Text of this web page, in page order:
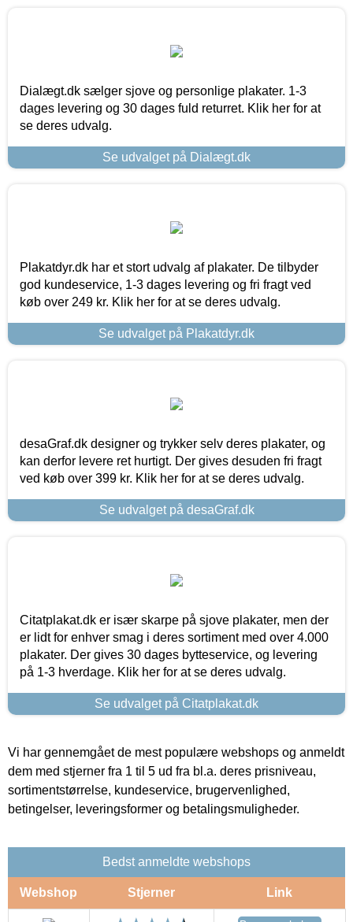
Dialægt.dk sælger sjove og personlige plakater. 1-3
dages levering og 30 dages fuld returret. Klik her for at
se deres udvalg.
Se udvalget på Dialægt.dk
Plakatdyr.dk har et stort udvalg af plakater. De tilbyder
god kundeservice, 1-3 dages levering og fri fragt ved
køb over 249 kr. Klik her for at se deres udvalg.
Se udvalget på Plakatdyr.dk
desaGraf.dk designer og trykker selv deres plakater, og
kan derfor levere ret hurtigt. Der gives desuden fri fragt
ved køb over 399 kr. Klik her for at se deres udvalg.
Se udvalget på desaGraf.dk
Citatplakat.dk er især skarpe på sjove plakater, men der
er lidt for enhver smag i deres sortiment med over 4.000
plakater. Der gives 30 dages bytteservice, og levering
på 1-3 hverdage. Klik her for at se deres udvalg.
Se udvalget på Citatplakat.dk
Vi har gennemgået de mest populære webshops og anmeldt
dem med stjerner fra 1 til 5 ud fra bl.a. deres prisniveau,
sortimentstørrelse, kundeservice, brugervenlighed,
betingelser, leveringsformer og betalingsmuligheder.
Bedst anmeldte webshops
Webshop Stjerner Link